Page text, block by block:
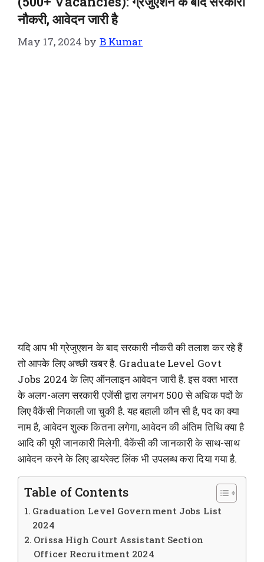
नौकरी, आवेदन जारी है
May 17, 2024 by B Kumar
यदि आप भी ग्रेजुएशन के बाद सरकारी नौकरी की तलाश कर रहे हैं
तो आपके लिए अच्छी खबर है. Graduate Level Govt
Jobs 2024 के लिए ऑनलाइन आवेदन जारी है. इस वक्त भारत
के अलग-अलग सरकारी एजेंसी द्वारा लगभग 500 से अधिक पदों के
लिए वैकेंसी निकाली जा चुकी है. यह बहाली कौन सी है, पद का क्या
नाम है, आवेदन शुल्क कितना लगेगा, आवेदन की अंतिम तिथि क्या है
आदि की पूरी जानकारी मिलेगी. वैकेंसी की जानकारी के साथ-साथ
आवेदन करने के लिए डायरेक्ट लिंक भी उपलब्ध करा दिया गया है.
Table of Contents
Graduation Level Government Jobs List
2024
Orissa High Court Assistant Section
Officer Recruitment 2024